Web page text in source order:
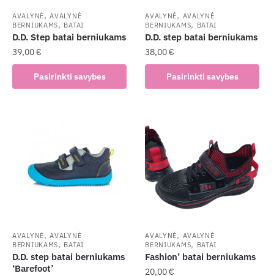
the
product
AVALYNĖ,AVALYNĖ
BERNIUKAMS, BATAI
D.D. Step batai berniukams
39,00€
Pasirinkti savybes
product
options
may
the
product
page
AVALYNĖ, AVALYNĖ
BERNIUKAMS, BATAI
D.D. step batai berniukams
38,00€
Pasirinkti savybes
product
variants.
The
options
may
be
chosen
the
product
page
AVALYNĖ,AVALYNĖ
BERNIUKAMS, BATAI
D.D. step batai berniukams
‘Barefoot’
AVALYNĖ, AVALYNĖ
BERNIUKAMS, BATAI
Fashion’ batai berniukams
20,00€